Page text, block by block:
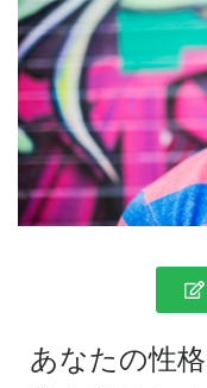
あなたの性